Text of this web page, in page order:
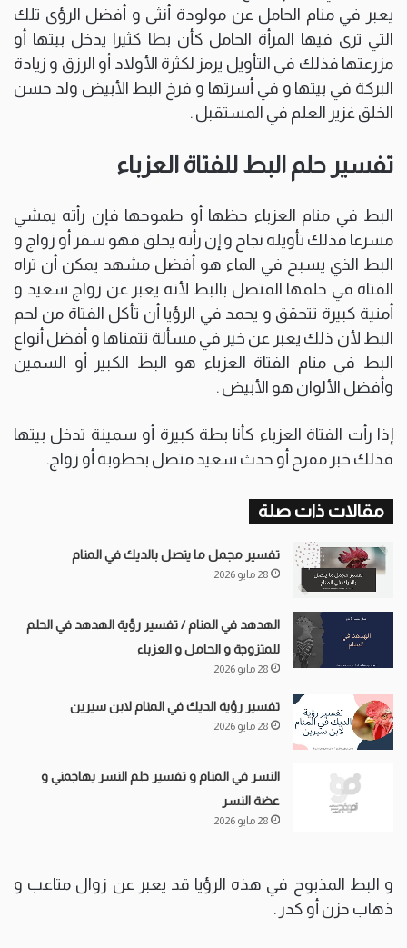
يعبر في منام الحامل عن مولودة أنثى و أفضل الرؤى تلك
التي ترى فيها المرأة الحامل كأن بطا كثيرا يدخل بيتها أو
مزرعتها فذلك في التأويل يرمز لكثرة الأولاد أو الرزق و زيادة
البركة في بيتها و في أسرتها و فرخ البط الأبيض ولد حسن
الخلق غزير العلم في المستقبل .
تفسير حلم البط للفتاة العزباء
البط في منام العزباء حظها أو طموحها فإن رأته يمشي
مسرعا فذلك تأويله نجاح و إن رأته يحلق فهو سفر أو زواج و
البط الذي يسبح في الماء هو أفضل مشهد يمكن أن تراه
الفتاة في حلمها المتصل بالبط لأنه يعبر عن زواج سعيد و
أمنية كبيرة تتحقق و يحمد في الرؤيا أن تأكل الفتاة من لحم
البط لأن ذلك يعبر عن خير في مسألة تتمناها و أفضل أنواع
البط في منام الفتاة العزباء هو البط الكبير أو السمين
وأفضل الألوان هو الأبيض .
إذا رأت الفتاة العزباء كأنا بطة كبيرة أو سمينة تدخل بيتها
فذلك خبر مفرح أو حدث سعيد متصل بخطوبة أو زواج.
مقالات ذات صلة
تفسير مجمل ما يتصل بالديك في المنام
28 مايو 2026
الهدهد في المنام / تفسير رؤية الهدهد في الحلم
للمتزوجة و الحامل و العزباء
28 مايو 2026
تفسير رؤية الديك في المنام لابن سيرين
28 مايو 2026
النسر في المنام و تفسير حلم النسر يهاجمني و
عضة النسر
28 مايو 2026
و البط المذبوح في هذه الرؤيا قد يعبر عن زوال متاعب و
ذهاب حزن أو كدر .